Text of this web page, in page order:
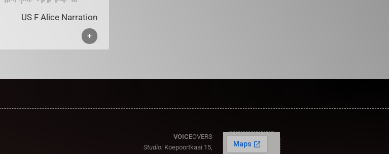
US F Alice Narration
+
VOICEOVERS
Studio:Koepoortkaai 15,